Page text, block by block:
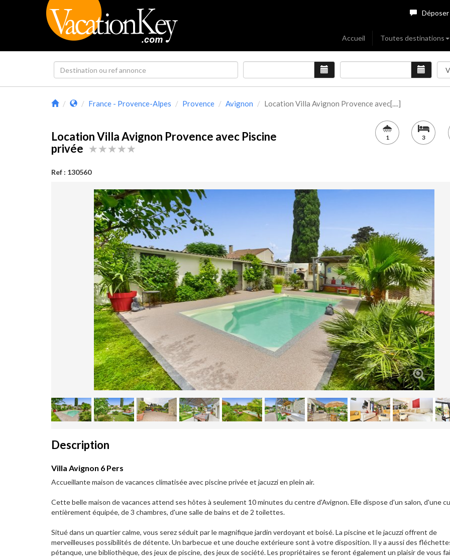
Accueil Toutes destinations
France - Provence-Alpes Provence Avignon Location Villa Avignon Provence avec[....]
Location Villa Avignon Provence avec Piscine
privée
Ref : 130560
1 3
Description
Villa Avignon 6 Pers
Accueillante maison de vacances climatisée avec piscine privée et jacuzzi en plein air.
Cette belle maison de vacances attend ses hôtes à seulement 10 minutes du centre d'Avignon. Elle dispose d'un salon, d'une
entièrement équipée, de 3 chambres, d'une salle de bains et de 2 toilettes.
Situé dans un quartier calme, vous serez séduit par le magnifique jardin verdoyant et boisé. La piscine et le jacuzzi offrent de
merveilleuses possibilités de détente. Un barbecue et une douche extérieure sont à votre disposition. Il y a aussi des
pétanque, une bibliothèque, des jeux de piscine, des jeux de société. Les propriétaires se feront également un plaisir de vous